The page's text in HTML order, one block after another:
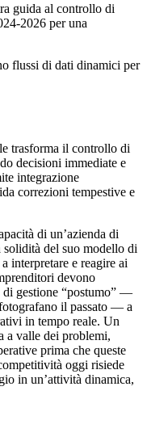
guida al controllo di
2026 per una
trasforma il controllo di
decisioni immediate e
integrazione
correzioni tempestive e
di un’azienda di
solidità del suo modello di
interpretare e reagire ai
devono
di gestione “postumo” —
il passato — a
in tempo reale. Un
a valle dei problemi,
prima che queste
oggi risiede
in un’attività dinamica,